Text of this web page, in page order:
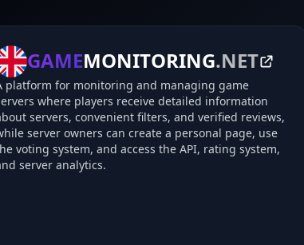
GAMEMONITORING.NET
platform for monitoring and managing game
where players receive detailed information
servers, convenient filters, and verified reviews,
server owners can create a personal page, use
voting system, and access the API, rating system,
server analytics.